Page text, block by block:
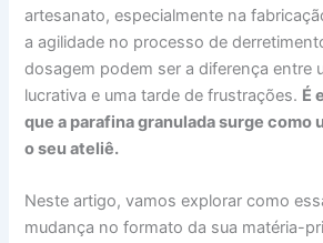
artesanato, especialmente na
a agilidade no processo de
dosagem podem ser a diferença entre
lucrativa e uma tarde de frustrações. É
que a parafina granulada surge como
o seu ateliê.
Neste artigo, vamos explorar como
mudança no formato da sua matéria-